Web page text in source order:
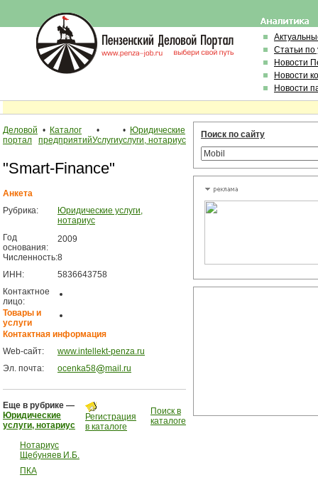
Статьи по
Новости
Новости
Новости
Деловой
портал
• Каталог
предприятий
•
Услуги
• Юридические
услуги, нотариус
"Smart-Finance"
Анкета
Рубрика:
Юридические услуги,
нотариус
Год
основания:
2009
Численность:8
ИНН:
5836643758
Контактное
лицо:
Товары и
услуги
Контактная информация
Web-сайт:
www.intellekt-penza.ru
Эл. почта:
ocenka58 mail.ru
Еще в рубрике —
Юридические
услуги, нотариус
Нотариус
Щебуняев И.Б.
ПКА
Регистрация
в каталоге
Поиск в
каталоге
Поиск по сайту